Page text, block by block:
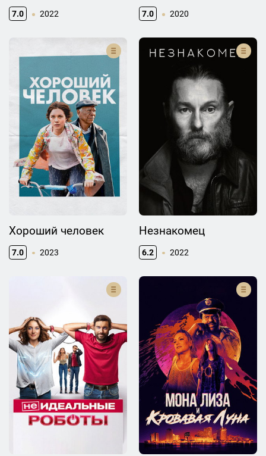
7.0 2022 7.0 2020
Хороший человек
7.0 2023
Незнакомец
6.2 2022